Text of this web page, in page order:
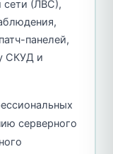
сети (ЛВС),
панелей,
СКУД и
серверного